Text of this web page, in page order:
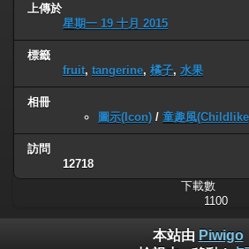
上傳於
星期一 19 十月 2015
標籤
fruit, tangerine, 橘子, 水果
相冊
圖示(Icon) / 童趣風
訪問
12718
下載數
1100
本站由 Piwigo